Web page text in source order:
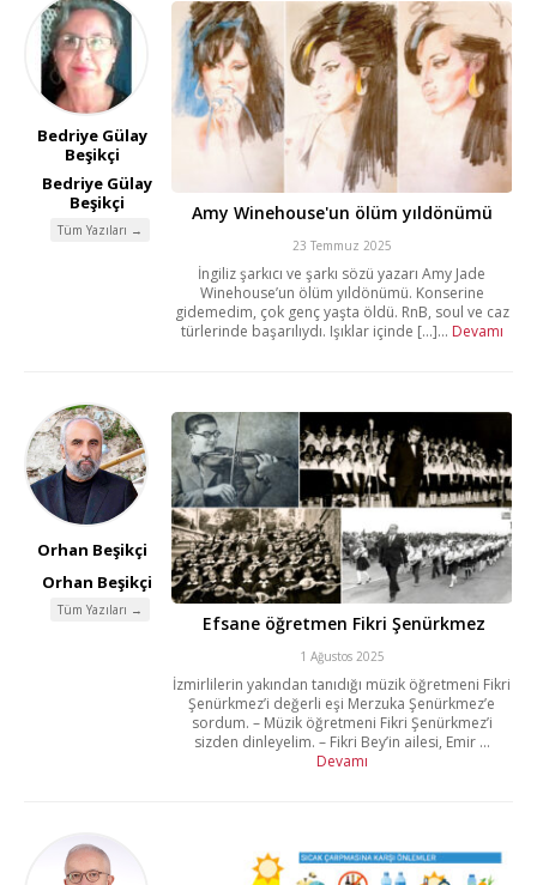
Bedriye Gülay
Beşikçi
Bedriye Gülay
Beşikçi
Tüm Yazıları →
Amy Winehouse'un ölüm yıldönümü
23 Temmuz 2025
İngiliz şarkıcı ve şarkı sözü yazarı Amy Jade
Winehouse’un ölüm yıldönümü. Konserine
gidemedim, çok genç yaşta öldü. RnB, soul ve caz
türlerinde başarılıydı. Işıklar içinde [...]... Devamı
Orhan Beşikçi
Orhan Beşikçi
Tüm Yazıları →
Efsane öğretmen Fikri Şenürkmez
1 Ağustos 2025
İzmirlilerin yakından tanıdığı müzik öğretmeni Fikri
Şenürkmez’i değerli eşi Merzuka Şenürkmez’e
sordum. – Müzik öğretmeni Fikri Şenürkmez’i
sizden dinleyelim. – Fikri Bey’in ailesi, Emir ...
Devamı